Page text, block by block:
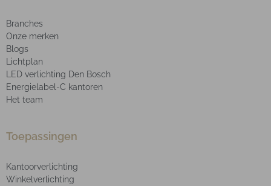
Branches
Onze merken
Blogs
Lichtplan
LED verlichting Den Bosch
Energielabel-C kantoren
Het team
Toepassingen
Kantoorverlichting
Winkelverlichting